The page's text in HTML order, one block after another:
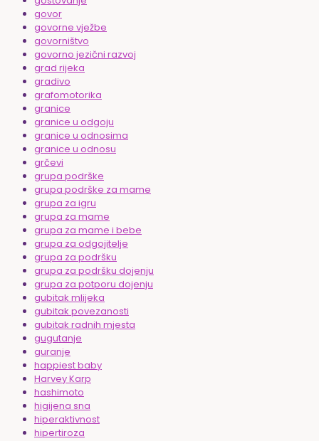
govor
govorne vježbe
govorništvo
govorno jezični razvoj
grad rijeka
gradivo
grafomotorika
granice
granice u odgoju
granice u odnosima
granice u odnosu
grčevi
grupa podrške
grupa podrške za mame
grupa za igru
grupa za mame
grupa za mame i bebe
grupa za odgojitelje
grupa za podršku
grupa za podršku dojenju
grupa za potporu dojenju
gubitak mlijeka
gubitak povezanosti
gubitak radnih mjesta
gugutanje
guranje
happiest baby
Harvey Karp
hashimoto
higijena sna
hiperaktivnost
hipertiroza